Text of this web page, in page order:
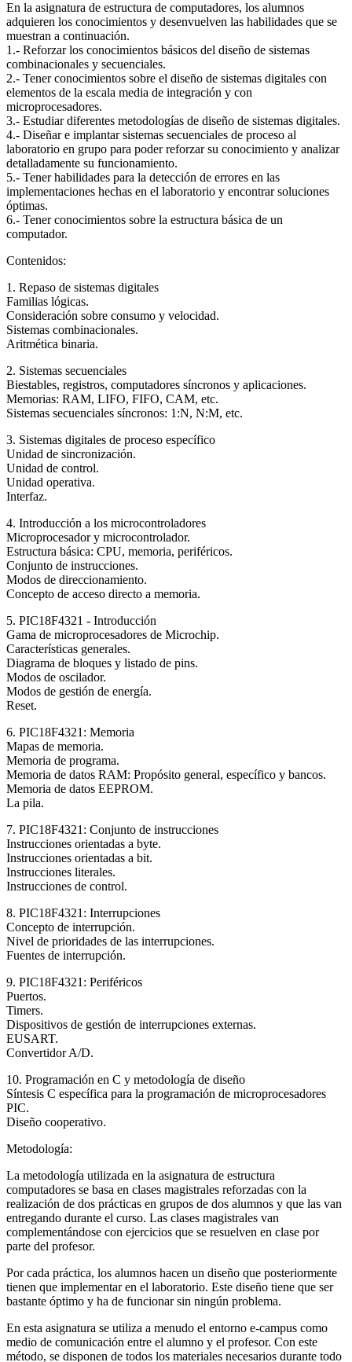
En la asignatura de estructura de computadores, los alumnos
adquieren los conocimientos y desenvuelven las habilidades que se
muestran a continuación.
1.- Reforzar los conocimientos básicos del diseño de sistemas
combinacionales y secuenciales.
2.- Tener conocimientos sobre el diseño de sistemas digitales con
elementos de la escala media de integración y con
microprocesadores.
3.- Estudiar diferentes metodologías de diseño de sistemas digitales.
4.- Diseñar e implantar sistemas secuenciales de proceso al
laboratorio en grupo para poder reforzar su conocimiento y analizar
detalladamente su funcionamiento.
5.- Tener habilidades para la detección de errores en las
implementaciones hechas en el laboratorio y encontrar soluciones
óptimas.
6.- Tener conocimientos sobre la estructura básica de un
computador.
Contenidos:
1. Repaso de sistemas digitales
Familias lógicas.
Consideración sobre consumo y velocidad.
Sistemas combinacionales.
Aritmética binaria.
2. Sistemas secuenciales
Biestables, registros, computadores síncronos y aplicaciones.
Memorias: RAM, LIFO, FIFO, CAM, etc.
Sistemas secuenciales síncronos: 1:N, N:M, etc.
3. Sistemas digitales de proceso específico
Unidad de sincronización.
Unidad de control.
Unidad operativa.
Interfaz.
4. Introducción a los microcontroladores
Microprocesador y microcontrolador.
Estructura básica: CPU, memoria, periféricos.
Conjunto de instrucciones.
Modos de direccionamiento.
Concepto de acceso directo a memoria.
5. PIC18F4321 - Introducción
Gama de microprocesadores de Microchip.
Características generales.
Diagrama de bloques y listado de pins.
Modos de oscilador.
Modos de gestión de energía.
Reset.
6. PIC18F4321: Memoria
Mapas de memoria.
Memoria de programa.
Memoria de datos RAM: Propósito general, específico y bancos.
Memoria de datos EEPROM.
La pila.
7. PIC18F4321: Conjunto de instrucciones
Instrucciones orientadas a byte.
Instrucciones orientadas a bit.
Instrucciones literales.
Instrucciones de control.
8. PIC18F4321: Interrupciones
Concepto de interrupción.
Nivel de prioridades de las interrupciones.
Fuentes de interrupción.
9. PIC18F4321: Periféricos
Puertos.
Timers.
Dispositivos de gestión de interrupciones externas.
EUSART.
Convertidor A/D.
10. Programación en C y metodología de diseño
Síntesis C específica para la programación de microprocesadores
PIC.
Diseño cooperativo.
Metodología:
La metodología utilizada en la asignatura de estructura
computadores se basa en clases magistrales reforzadas con la
realización de dos prácticas en grupos de dos alumnos y que las van
entregando durante el curso. Las clases magistrales van
complementándose con ejercicios que se resuelven en clase por
parte del profesor.
Por cada práctica, los alumnos hacen un diseño que posteriormente
tienen que implementar en el laboratorio. Este diseño tiene que ser
bastante óptimo y ha de funcionar sin ningún problema.
En esta asignatura se utiliza a menudo el entorno e-campus como
medio de comunicación entre el alumno y el profesor. Con este
método, se disponen de todos los materiales necesarios durante todo